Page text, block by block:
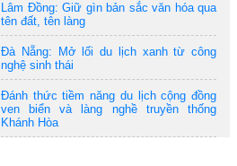
Lâm Đồng: Giữ gìn bản sắc văn hóa qua
tên đất, tên làng
Đà Nẵng: Mở lối du lịch xanh từ công
nghệ sinh thái
Đánh thức tiềm năng du lịch cộng đồng
ven biển và làng nghề truyền thống
Khánh Hòa